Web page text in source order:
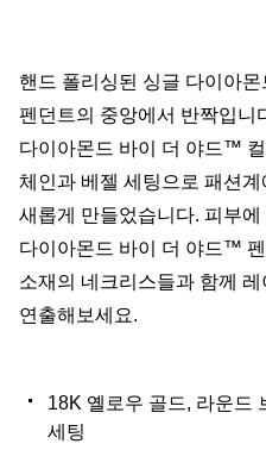
핸드 폴리싱된 싱글 다이아
펜던트의 중앙에서 반짝입
다이아몬드 바이 더 야드™
체인과 베젤 세팅으로 패션
새롭게 만들었습니다. 피부
다이아몬드 바이 더 야드™
소재의 네크리스들과 함께
연출해보세요.
18K 옐로우 골드, 라운드
세팅